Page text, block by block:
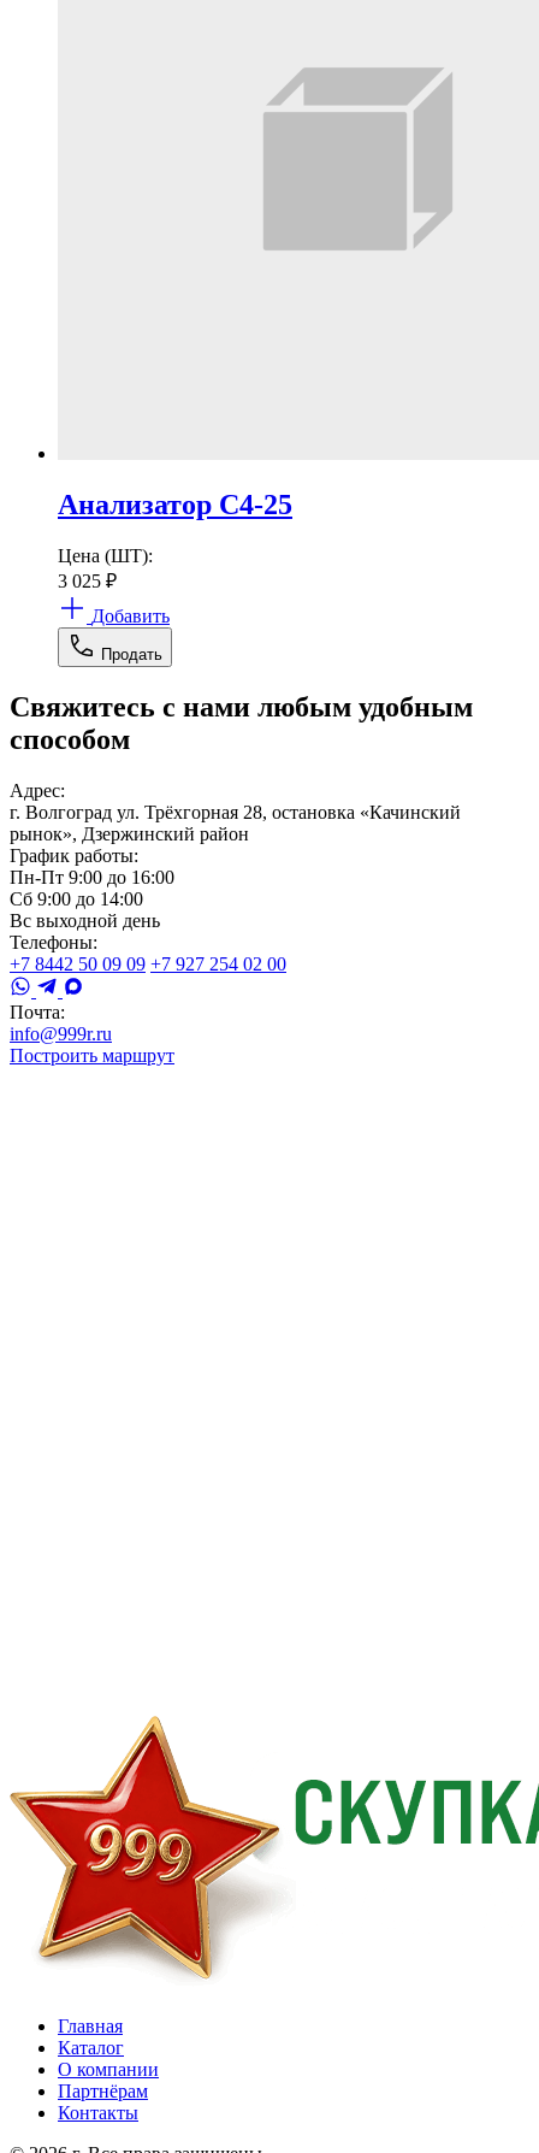
Анализатор С4-25
Цена (ШТ):
3 025 ₽
Добавить
Продать
Свяжитесь с нами любым удобным
способом
Адрес:
г. Волгоград ул. Трёхгорная 28, остановка «Качинский
рынок», Дзержинский район
График работы:
Пн-Пт 9:00 до 16:00
Сб 9:00 до 14:00
Вс выходной день
Телефоны:
+7 8442 50 09 09 +7 927 254 02 00
Почта:
info@999r.ru
Построить маршрут
Главная
Каталог
О компании
Партнёрам
Контакты